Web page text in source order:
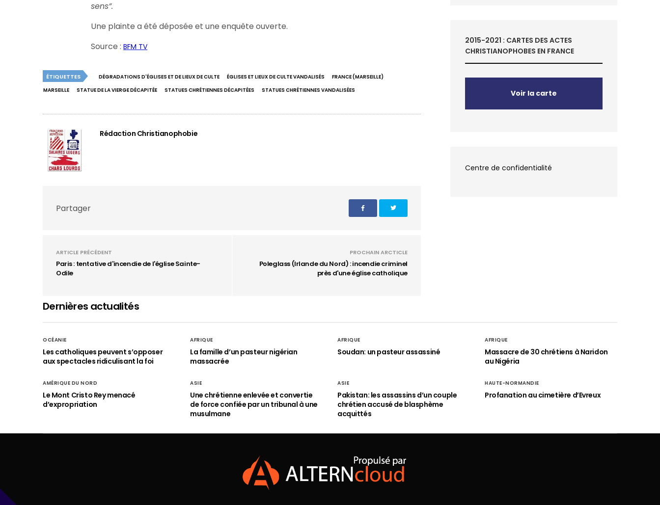
sens”.
Une plainte a été déposée et une enquête ouverte.
Source :BFM TV
ÉTIQUETTES DÉGRADATIONS D'ÉGLISES ET DE LIEUX DE CULTE ÉGLISES ET LIEUX DE CULTE VANDALISÉS
FRANCE (MARSEILLE)
MARSEILLE
STATUE DE LA VIERGE DÉCAPITÉE STATUES CHRÉTIENNES DÉCAPITÉES STATUES CHRÉTIENNES VANDALISÉES
Rédaction Christianophobie
Partager
ARTICLE PRÉCÉDENT
Paris : tentative d'incendie de l'église Sainte-
Odile
PROCHAIN ARCTICLE
Poleglass (Irlande du Nord) : incendie criminel
près d'une église catholique
2015-2021 : CARTES DES ACTES
CHRISTIANOPHOBES EN FRANCE
Voir la carte
Centre de confidentialité
Dernières actualités
OCÉANIE
Les catholiques peuvent s’opposer
aux spectacles ridiculisant la foi
AFRIQUE
La famille d’un pasteur nigérian
massacrée
AFRIQUE
Soudan: un pasteur assassiné
AFRIQUE
Massacre de 30 chrétiens à Naridon
au Nigéria
AMÉRIQUE DU NORD
Le Mont Cristo Rey menacé
d’expropriation
ASIE
Une chrétienne enlevée et convertie
de force confiée par un tribunal à une
musulmane
ASIE
Pakistan: les assassins d’un couple
chrétien accusé de blasphème
acquittés
HAUTE-NORMANDIE
Profanation au cimetière d’Evreux